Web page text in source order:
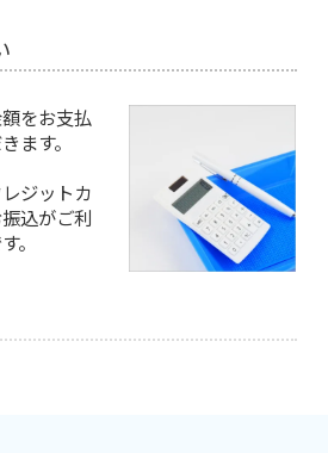
をお支払
ます。
ジットカ
込がご利
。